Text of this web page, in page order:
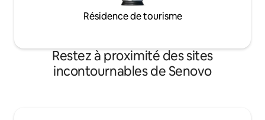
Résidence de tourisme
Restez à proximité des sites
incontournables de Senovo